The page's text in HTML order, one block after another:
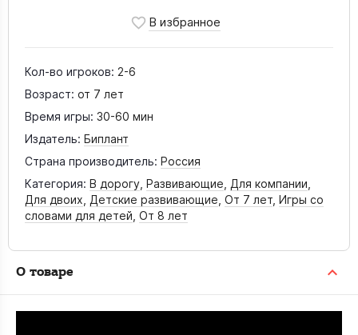
Кол-во игроков: 2-6
Возраст: от 7 лет
Время игры: 30-60 мин
Издатель: Биплант
Страна производитель: Россия
Категория: В дорогу Развивающие Для компании
Для двоих Детские развивающие От 7 лет Игры со
словами для детей От 8 лет
О товаре